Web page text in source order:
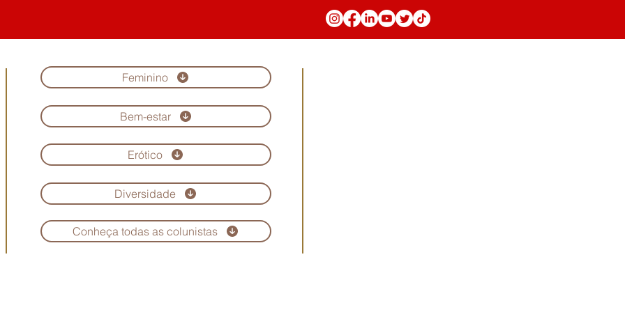
Feminino
Bem-estar
Erótico
Diversidade
Conheça todas as colunistas